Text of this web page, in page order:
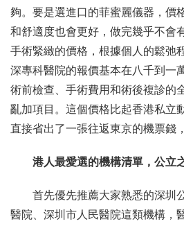
夠。要是選進口的菲蜜麗儀器，價
和舒適度也會更好，做完幾乎不會
手術緊緻的價格，根據個人的鬆弛
深專科醫院的報價基本在八千到一
術前檢查、手術費用和術後複診的
亂加項目。這個價格比起香港私立
直接省出了一張往返東京的機票錢
港人最愛選的機構清單，公立
首先優先推薦大家熟悉的深圳
醫院、深圳市人民醫院這類機構，